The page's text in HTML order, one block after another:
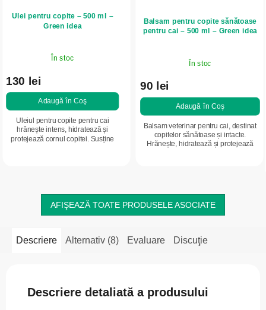
Ulei pentru copite – 500 ml –
Green idea
În stoc
130 lei
Adaugă în Coş
Uleiul pentru copite pentru cai
hrănește intens, hidratează și
protejează cornul copitei. Susține
Balsam pentru copite sănătoase
pentru cai – 500 ml – Green idea
În stoc
90 lei
Adaugă în Coş
Balsam veterinar pentru cai, destinat
copitelor sănătoase și intacte.
Hrănește, hidratează și protejează
AFIŞEAZĂ TOATE PRODUSELE ASOCIATE
Descriere Alternativ (8) Evaluare Discuţie
Descriere detaliată a produsului